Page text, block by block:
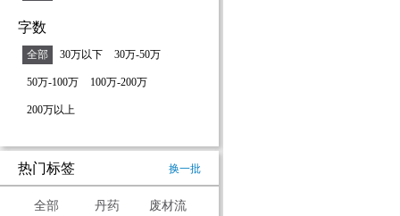
字数
全部 30万以下 30万-50万
50万-100万 100万-200万
200万以上
热门标签 换一批
全部 丹药 废材流